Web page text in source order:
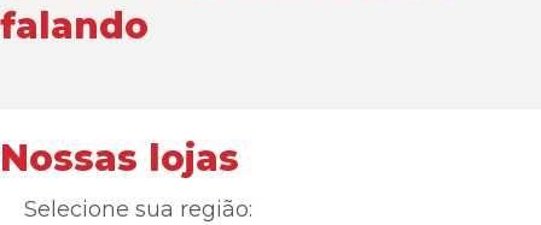
falando
Nossas lojas
Selecione sua região: